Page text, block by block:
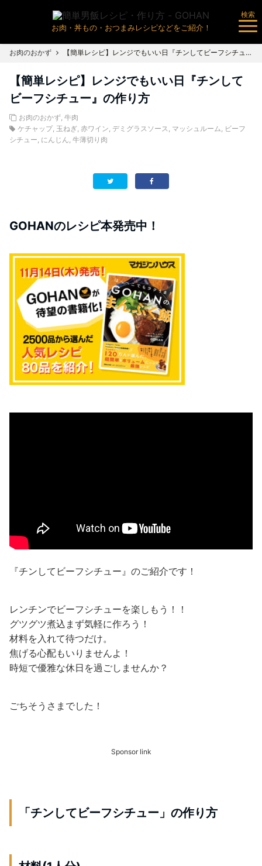
お肉・丼もの・おつまみレシピなどをご紹介！
検索
お肉のおかず 【簡単レシピ】レンジでもいい日『チンしてビーフシチュー』の作り方
【簡単レシピ】レンジでもいい日『チンして
ビーフシチュー』の作り方
お肉のおかず, 牛肉
ケチャップ, 玉ねぎ, 赤ワイン, デミグラスソース, マッシュルーム, ビーフ
シチュー, にんじん, 牛薄切り肉
GOHANのレシピ本発売中！
『チンしてビーフシチュー』のご紹介です！
レンチンでビーフシチューを楽しもう！！
グツグツ煮込まず気軽に作ろう！
材料を入れて待つだけ。
焦げる心配もいりませんよ！
時短で優雅な休日を過ごしませんか？
ごちそうさまでした！
Sponsor link
「チンしてビーフシチュー」の作り方